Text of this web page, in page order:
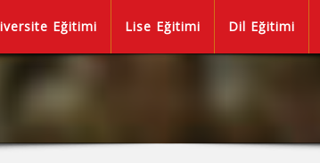
Eğitimi Lise Eğitimi Dil Eğitimi